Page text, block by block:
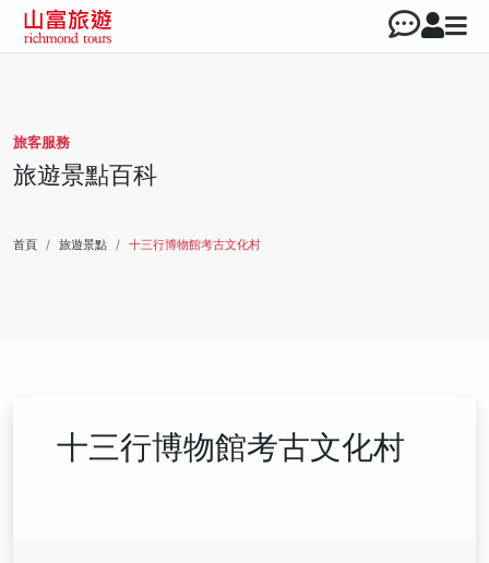
旅客服務
旅遊景點百科
首頁 旅遊景點 十三行博物館考古文化村
十三行博物館考古文化村